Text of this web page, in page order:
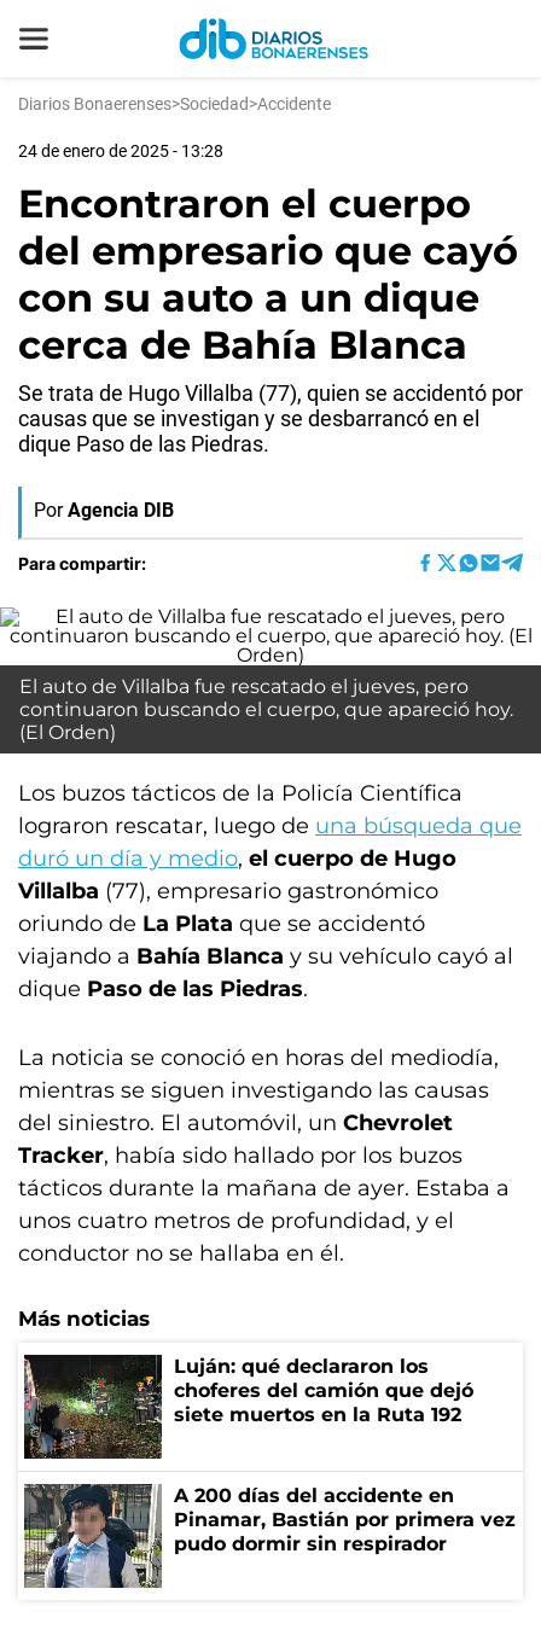
Diarios Bonaerenses>Sociedad>Accidente
24 de enero de 2025 - 13:28
Encontraron el cuerpo
del empresario que cayó
con su auto a un dique
cerca de Bahía Blanca
Se trata de Hugo Villalba (77), quien se accidentó por
causas que se investigan y se desbarrancó en el
dique Paso de las Piedras.
Por Agencia DIB
Para compartir:
El auto de Villalba fue rescatado el jueves, pero
continuaron buscando el cuerpo, que apareció hoy.
(El Orden)
Los buzos tácticos de la Policía Científica
lograron rescatar, luego de una búsqueda que
duró un día y medio, el cuerpo de Hugo
Villalba (77), empresario gastronómico
oriundo de La Plata que se accidentó
viajando a Bahía Blanca y su vehículo cayó al
dique Paso de las Piedras.
La noticia se conoció en horas del mediodía,
mientras se siguen investigando las causas
del siniestro. El automóvil, un Chevrolet
Tracker, había sido hallado por los buzos
tácticos durante la mañana de ayer. Estaba a
unos cuatro metros de profundidad, y el
conductor no se hallaba en él.
Más noticias
Luján: qué declararon los
choferes del camión que dejó
siete muertos en la Ruta 192
A 200 días del accidente en
Pinamar, Bastián por primera vez
pudo dormir sin respirador